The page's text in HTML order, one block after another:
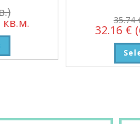
кв.м. 35.74
32.16 €